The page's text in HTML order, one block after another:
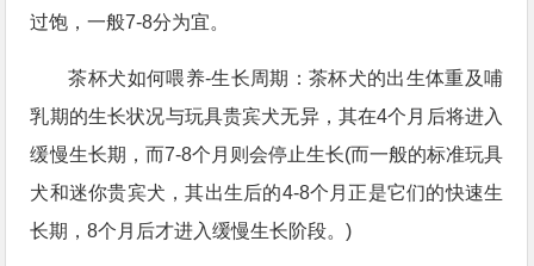
过饱，一般7-8分为宜。
茶杯犬如何喂养-生长周期：茶杯犬的出生体重及哺
乳期的生长状况与玩具贵宾犬无异，其在4个月后将进入
缓慢生长期，而7-8个月则会停止生长(而一般的标准玩具
犬和迷你贵宾犬，其出生后的4-8个月正是它们的快速生
长期，8个月后才进入缓慢生长阶段。)